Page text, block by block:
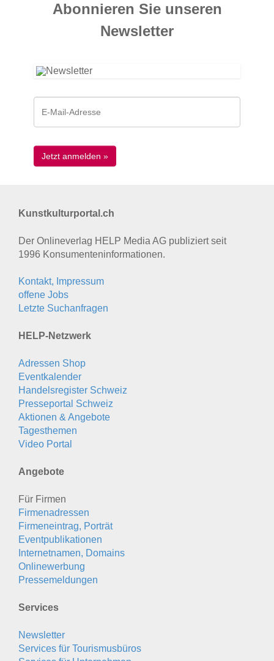
Abonnieren Sie unseren
News­letter
Kunstkulturportal.ch
Der Onlineverlag HELP Media AG publiziert seit
1996 Konsumenten­informationen.
Kontakt, Impressum
offene Jobs
Letzte Suchanfragen
HELP-Netzwerk
Adressen Shop
Eventkalender
Handelsregister Schweiz
Presseportal Schweiz
Aktionen & Angebote
Tagesthemen
Video Portal
Angebote
Für Firmen
Firmenadressen
Firmeneintrag, Porträt
Eventpublikationen
Internetnamen, Domains
Onlinewerbung
Pressemeldungen
Services
Newsletter
Services für Tourismusbüros